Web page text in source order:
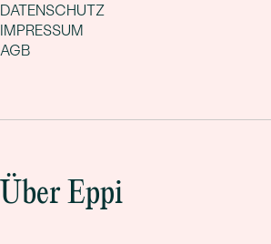
DATENSCHUTZ
IMPRESSUM
AGB
Über Eppi